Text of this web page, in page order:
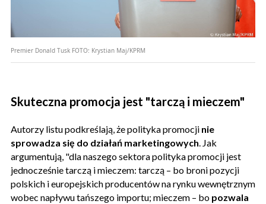
Premier Donald Tusk FOTO: Krystian Maj/KPRM
Skuteczna promocja jest "tarczą i mieczem"
Autorzy listu podkreślają, że polityka promocji nie
sprowadza się do działań marketingowych. Jak
argumentują, "dla naszego sektora polityka promocji jest
jednocześnie tarczą i mieczem: tarczą – bo broni pozycji
polskich i europejskich producentów na rynku wewnętrznym
wobec napływu tańszego importu; mieczem – bo pozwala